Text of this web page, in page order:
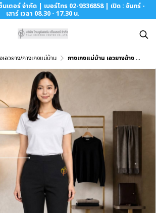
เตอร์ จำกัด | เบอร์โทร 02-9336858 | เปิด : จันทร์ -
เสาร์ เวลา 08.30 - 17.30 น.
เอวยาง/กางเกงแม่บ้าน กางเกงแม่บ้าน เอวยางข้าง สีดำ